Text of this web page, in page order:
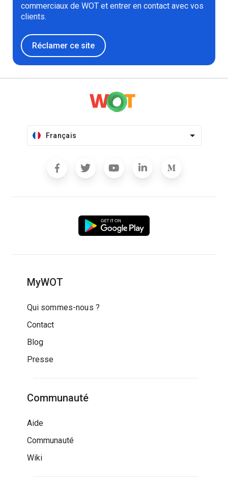
commerciaux de WOT et entrer en contact avec vos
clients.
Réclamer ce site
Français
MyWOT
Qui sommes-nous ?
Contact
Blog
Presse
Communauté
Aide
Communauté
Wiki